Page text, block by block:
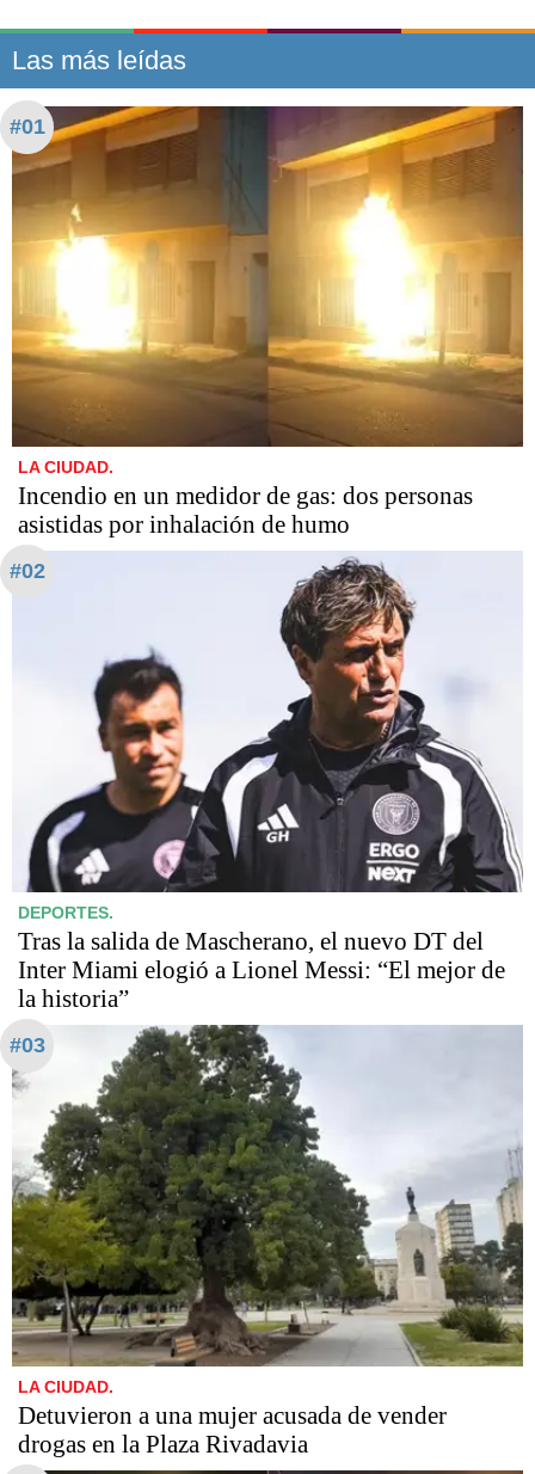
Las más leídas
#01
LA CIUDAD.
Incendio en un medidor de gas: dos personas
asistidas por inhalación de humo
#02
DEPORTES.
Tras la salida de Mascherano, el nuevo DT del
Inter Miami elogió a Lionel Messi: “El mejor de
la historia”
#03
LA CIUDAD.
Detuvieron a una mujer acusada de vender
drogas en la Plaza Rivadavia